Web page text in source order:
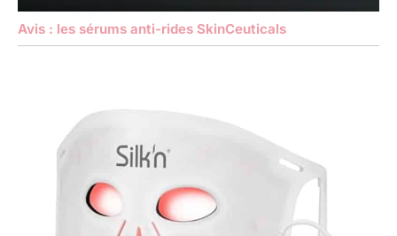
Avis : les sérums anti-rides SkinCeuticals